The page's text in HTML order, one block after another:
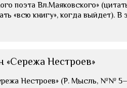
поэта Вл.Маяковского»
«всю книгу», когда выйдет). В
«Сережа Нестроев»
Нестроев» (Р. Мысль, №№